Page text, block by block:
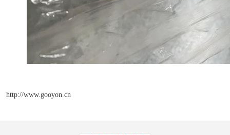
http://www.gooyon.cn